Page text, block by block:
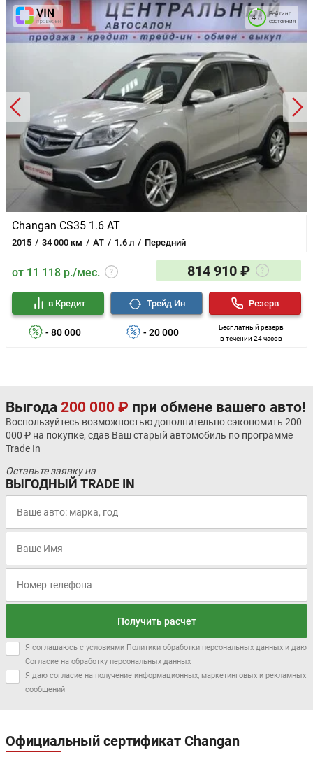
Changan CS35 1.6 AT
2015 34 000 км AT 1.6 л Передний
Рейтинг
состояния
4.8
от 11 118 р./мес. 814 910 ₽
- 80 000
в Кредит
- 20 000
Трейд Ин
Бесплатный резерв
в течении 24 часов
Резерв
Выгода 200 000 ₽ при обмене вашего авто!
Воспользуйтесь возможностью дополнительно сэкономить 200
000 ₽ на покупке, сдав Ваш старый автомобиль по программе
Trade In
Оставьте заявку на
ВЫГОДНЫЙ TRADE IN
Получить расчет
Я соглашаюсь с условиями Политики обработки персональных данных и даю
Согласие на обработку персональных данных
Я даю согласие на получение информационных, маркетинговых и рекламных
сообщений
Официальный сертификат Changan